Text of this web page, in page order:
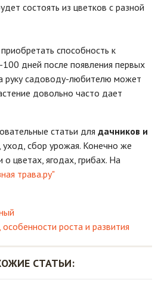
состоять из цветков с разной
способность к
дней после появления первых
руку садоводу-любителю может
довольно часто дает
статьи для дачников и
уход, сбор урожая. Конечно же
цветах, ягодах, грибах. На
трава.ру"
роста и развития
СТАТЬИ: